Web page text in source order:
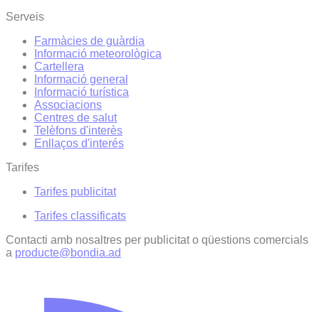
Serveis
Farmàcies de guàrdia
Informació meteorològica
Cartellera
Informació general
Informació turística
Associacions
Centres de salut
Telèfons d'interès
Enllaços d'interés
Tarifes
Tarifes publicitat
Tarifes classificats
Contacti amb nosaltres per publicitat o qüestions comercials
a producte@bondia.ad